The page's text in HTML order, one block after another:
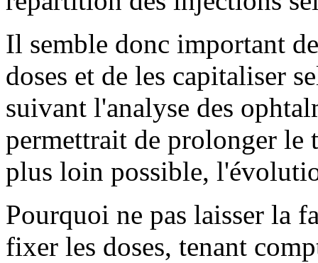
Il semble donc important
doses et de les capitaliser
suivant l'analyse des
permettrait de prolonger le
plus loin possible,
Pourquoi ne pas laisser la
fixer les doses, tenant